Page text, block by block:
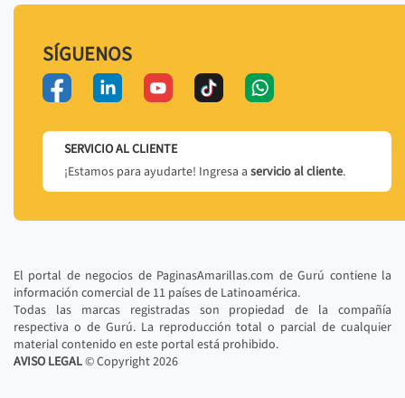
SÍGUENOS
SERVICIO AL CLIENTE
¡Estamos para ayudarte! Ingresa a servicio al cliente.
El portal de negocios de PaginasAmarillas.com de Gurú contiene la
información comercial de 11 países de Latinoamérica.
Todas las marcas registradas son propiedad de la compañía
respectiva o de Gurú. La reproducción total o parcial de cualquier
material contenido en este portal está prohibido.
AVISO LEGAL© Copyright2026